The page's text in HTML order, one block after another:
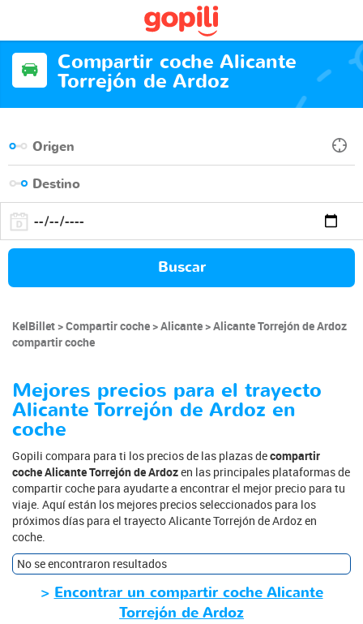
Compartir coche Alicante
Torrejón de Ardoz
Buscar
KelBillet Compartir coche Alicante
Alicante Torrejón de Ardoz
compartir coche
Mejores precios para el trayecto
Alicante Torrejón de Ardoz en
coche
Gopili compara para ti los precios de las plazas decompartir
coche Alicante Torrejón de Ardozen las principales plataformas de
compartir coche para ayudarte a encontrar el mejor precio para tu
viaje. Aquí están los mejores precios seleccionados para los
próximos días para el trayecto Alicante Torrejón de Ardoz en
coche.
No se encontraron resultados
>Encontrar un compartir coche Alicante
Torrejón de Ardoz